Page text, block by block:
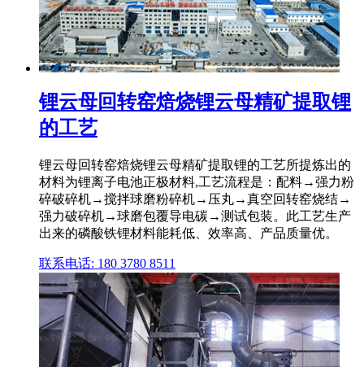
锂云母回转窑焙烧锂云母精矿提取锂
的工艺
锂云母回转窑焙烧锂云母精矿提取锂的工艺所提炼出的
材料为锂离子电池正极材料,工艺流程是：配料→强力粉
碎破碎机→搅拌球磨粉碎机→压丸→真空回转窑烧结→
强力破碎机→球磨包覆导电碳→测试包装。此工艺生产
出来的磷酸铁锂材料能耗低、效率高、产品质量优。
联系电话: 180 3780 8511